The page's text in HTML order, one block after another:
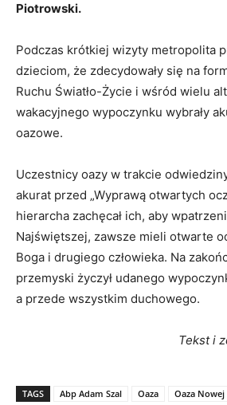
Piotrowski.
Podczas krótkiej wizyty metropolita
dzieciom, że zdecydowały się na
Ruchu Światło-Życie i wśród wielu
wakacyjnego wypoczynku wybrały
oazowe.
Uczestnicy oazy w trakcie
akurat przed „Wyprawą otwartych
hierarcha zachęcał ich, aby
Najświętszej, zawsze mieli otwarte
Boga i drugiego człowieka. Na
przemyski życzył udanego
a przede wszystkim duchowego.
Tekst i
TAGS Abp Adam Szal Oaza Oaza